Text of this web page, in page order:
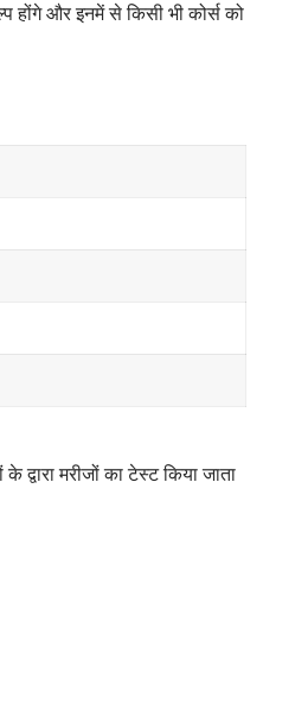
होंगे और इनमें से किसी भी कोर्स को
मरीजों का टेस्ट किया जाता